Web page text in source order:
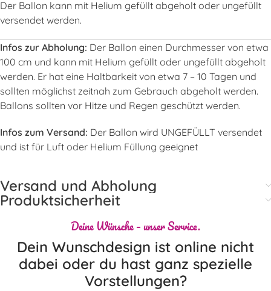
Der Ballon kann mit Helium gefüllt abgeholt oder ungefüllt
versendet werden.
Infos zur Abholung: Der Ballon einen Durchmesser von etwa
100 cm und kann mit Helium gefüllt oder ungefüllt abgeholt
werden. Er hat eine Haltbarkeit von etwa 7 – 10 Tagen und
sollten möglichst zeitnah zum Gebrauch abgeholt werden.
Ballons sollten vor Hitze und Regen geschützt werden.
Infos zum Versand: Der Ballon wird UNGEFÜLLT versendet
und ist für Luft oder Helium Füllung geeignet
Versand und Abholung
Produktsicherheit
Deine Wünsche – unser Service.
Dein Wunschdesign ist online nicht
dabei oder du hast ganz spezielle
Vorstellungen?